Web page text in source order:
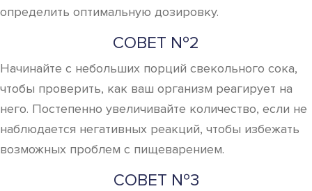
определить оптимальную дозировку.
СОВЕТ №2
Начинайте с небольших порций свекольного сока,
чтобы проверить, как ваш организм реагирует на
него. Постепенно увеличивайте количество, если не
наблюдается негативных реакций, чтобы избежать
возможных проблем с пищеварением.
СОВЕТ №3